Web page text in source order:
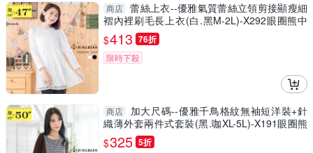
商店 蕾絲上衣--優雅氣質蕾絲立領剪接顯瘦細
褶內裡刷毛長上衣(白.黑M-2L)-X292眼圈熊中
大尺碼
$413 76折
限時下殺
商店
加大尺碼--優雅千鳥格紋無袖短洋裝+針
織薄外套兩件式套裝(黑.咖XL-5L)-X191眼圈熊
中大尺碼
$325 5折